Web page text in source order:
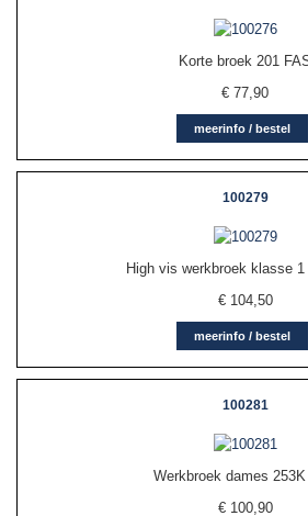
Korte broek 201
€77,90
meerinfo / bestel
100279
High vis werkbroek klasse 1
€ 104,50
meerinfo / bestel
100281
Werkbroek dames
€ 100,90